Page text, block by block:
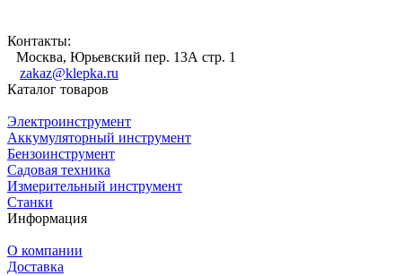
Контакты:
Москва, Юрьевский пер. 13А стр. 1
zakaz@klepka.ru
Каталог товаров
Электроинструмент
Аккумуляторный инструмент
Бензоинструмент
Садовая техника
Измерительный инструмент
Станки
Информация
О компании
Доставка